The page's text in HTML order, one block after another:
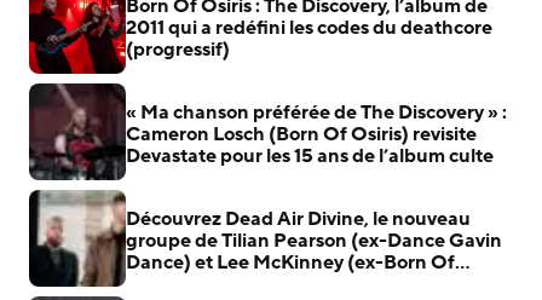
Born Of Osiris : The Discovery, l’album de
2011 qui a redéfini les codes du deathcore
(progressif)
« Ma chanson préférée de The Discovery » :
Cameron Losch (Born Of Osiris) revisite
Devastate pour les 15 ans de l’album culte
Découvrez Dead Air Divine, le nouveau
groupe de Tilian Pearson (ex-Dance Gavin
Dance) et Lee McKinney (ex-Born Of